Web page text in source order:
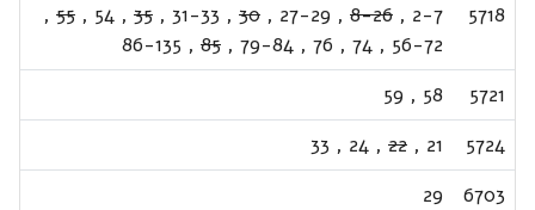
5718
2-7
,
8-26
,
27-29
,
30
,
31-33
,
35
,
54
,
55
,
56-72
,
74
,
76
,
79-84
,
85
,
86-135
5721
58
,
59
5724
21
,
22
,
24
,
33
6703
29